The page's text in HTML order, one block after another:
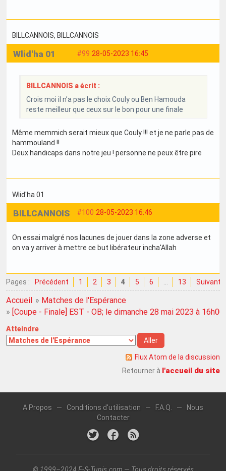
BILLCANNOIS, BILLCANNOIS
#99 28-05-2023 16:45
Wlid'ha 01
BILLCANNOIS a écrit :
Crois moi il n’a pas le choix Couly ou Ben Hamouda
reste meilleur que ceux sur le bon pour une finale
Même memmich serait mieux que Couly !!! et je ne parle pas de
hammouland !!
Deux handicaps dans notre jeu ! personne ne peux être pire
Wlid'ha 01
#100 28-05-2023 16:46
BILLCANNOIS
On essai malgré nos lacunes de jouer dans la zone adverse et
on va y arriver à mettre ce but libérateur incha'Allah
Pages : Précédent 1 2 3 4 5 6 13 Suivant
Accueil » Matches de l'Espérance
» [Coupe - Finale] EST - OB; le dimanche 28 mai 2023 à 16h00
Atteindre
Flux Atom de la discussion
Retourner à l'accueil du site
A Propos — Conditions d'utilisation — F.A.Q. —
Nous
Contacter